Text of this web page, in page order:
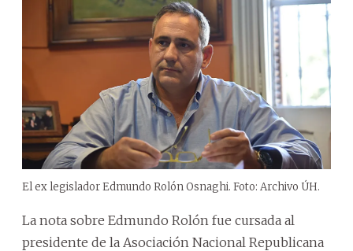
El ex legislador Edmundo Rolón Osnaghi. Foto: Archivo ÚH.
La nota sobre Edmundo Rolón fue cursada al
presidente de la Asociación Nacional Republicana